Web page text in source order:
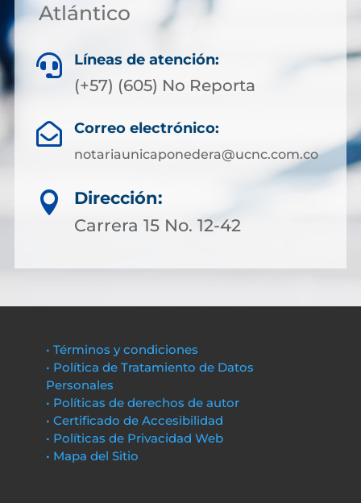
Atlántico
 Líneas de atención:
(+57) (605) No Reporta
 Correo electrónico:
notariaunicaponedera@ucnc.com.co

Dirección:
Carrera 15 No. 12-42
• Términos y condiciones
• Política de Tratamiento de Datos
Personales
• Políticas de derechos de autor
• Certificado de Accesibilidad
• Políticas de Privacidad Web
• Mapa del Sitio